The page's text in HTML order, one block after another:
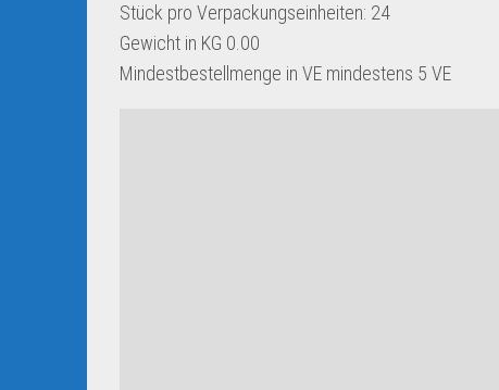
Stück pro Verpackungseinheiten: 24
Gewicht in KG 0.00
Mindestbestellmenge in VE mindestens 5 VE